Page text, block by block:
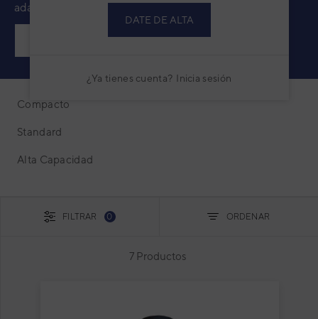
DATE DE ALTA
¿Ya tienes cuenta? Inicia sesión
adaptarse a cualquier situación.
SERIES
Compacto
Standard
Alta Capacidad
7 Productos
FILTRAR 0 ORDENAR